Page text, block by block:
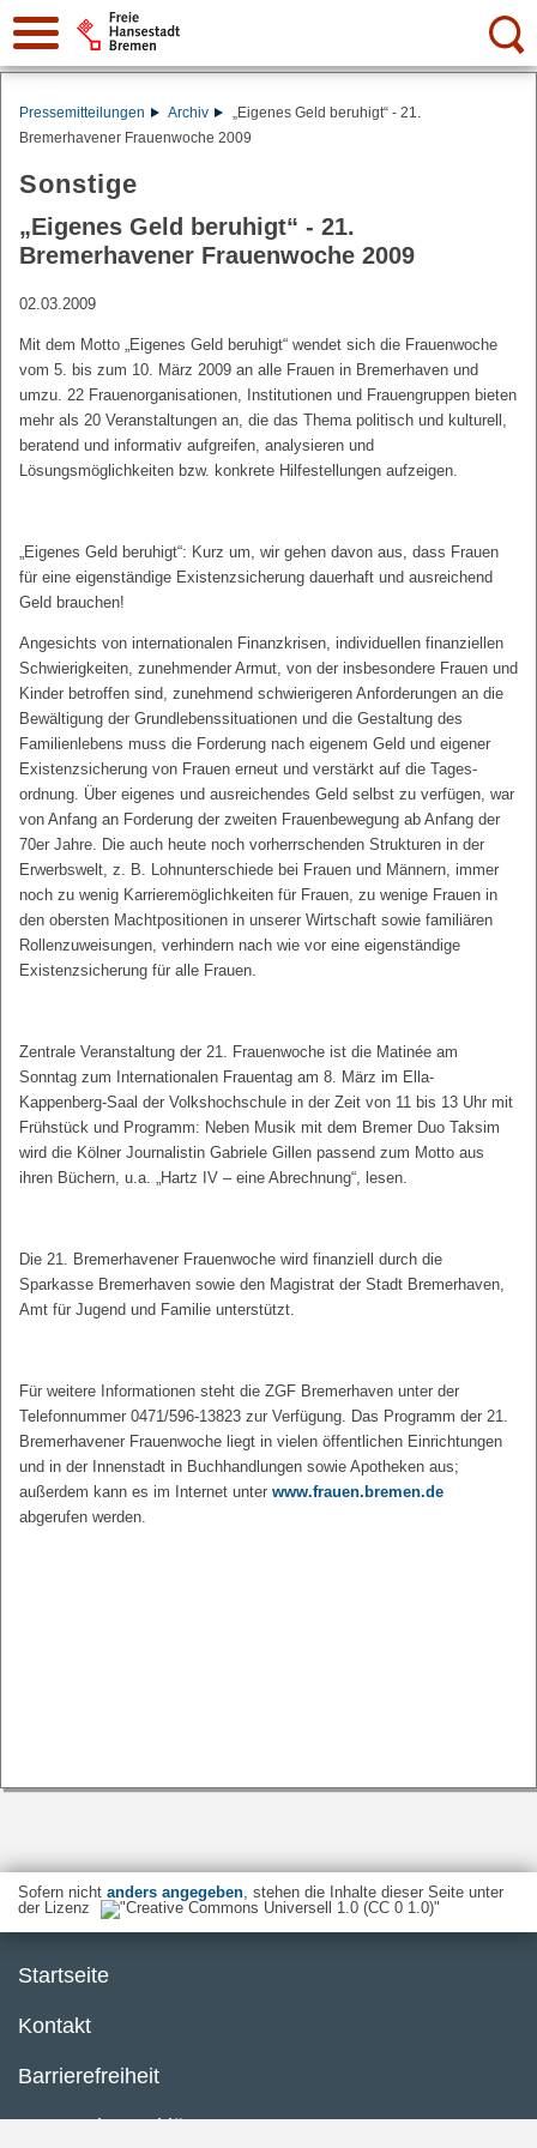
Suche:
Pressemitteilungen Archiv
„Eigenes Geld beruhigt“ - 21.
Bremerhavener Frauenwoche 2009
Sonstige
„Eigenes Geld beruhigt“ - 21.
Bremerhavener Frauenwoche 2009
02.03.2009
Mit dem Motto „Eigenes Geld beruhigt“ wendet sich die Frauenwoche
vom 5. bis zum 10. März 2009 an alle Frauen in Bremerhaven und
umzu. 22 Frauenorganisationen, Institutionen und Frauengruppen bieten
mehr als 20 Veranstaltungen an, die das Thema politisch und kulturell,
beratend und informativ aufgreifen, analysieren und
Lösungsmöglichkeiten bzw. konkrete Hilfestellungen aufzeigen.
„Eigenes Geld beruhigt“: Kurz um, wir gehen davon aus, dass Frauen
für eine eigenständige Existenzsicherung dauerhaft und ausreichend
Geld brauchen!
Angesichts von internationalen Finanzkrisen, individuellen finanziellen
Schwierigkeiten, zunehmender Armut, von der insbesondere Frauen und
Kinder betroffen sind, zunehmend schwierigeren Anforderungen an die
Bewältigung der Grundlebenssituationen und die Gestaltung des
Familienlebens muss die Forderung nach eigenem Geld und eigener
Existenzsicherung von Frauen erneut und verstärkt auf die Tages-
ordnung. Über eigenes und ausreichendes Geld selbst zu verfügen, war
von Anfang an Forderung der zweiten Frauenbewegung ab Anfang der
70er Jahre. Die auch heute noch vorherrschenden Strukturen in der
Erwerbswelt, z. B. Lohnunterschiede bei Frauen und Männern, immer
noch zu wenig Karrieremöglichkeiten für Frauen, zu wenige Frauen in
den obersten Machtpositionen in unserer Wirtschaft sowie familiären
Rollenzuweisungen, verhindern nach wie vor eine eigenständige
Existenzsicherung für alle Frauen.
Zentrale Veranstaltung der 21. Frauenwoche ist die Matinée am
Sonntag zum Internationalen Frauentag am 8. März im Ella-
Kappenberg-Saal der Volkshochschule in der Zeit von 11 bis 13 Uhr mit
Frühstück und Programm: Neben Musik mit dem Bremer Duo Taksim
wird die Kölner Journalistin Gabriele Gillen passend zum Motto aus
ihren Büchern, u.a. „Hartz IV – eine Abrechnung“, lesen.
Die 21. Bremerhavener Frauenwoche wird finanziell durch die
Sparkasse Bremerhaven sowie den Magistrat der Stadt Bremerhaven,
Amt für Jugend und Familie unterstützt.
Für weitere Informationen steht die ZGF Bremerhaven unter der
Telefonnummer 0471/596-13823 zur Verfügung. Das Programm der 21.
Bremerhavener Frauenwoche liegt in vielen öffentlichen Einrichtungen
und in der Innenstadt in Buchhandlungen sowie Apotheken aus;
außerdem kann es im Internet unter www.frauen.bremen.de
abgerufen werden.
Sofern nicht anders angegeben, stehen die Inhalte dieser Seite unter
der Lizenz
Startseite
Kontakt
Barrierefreiheit
Datenschutzerklärung